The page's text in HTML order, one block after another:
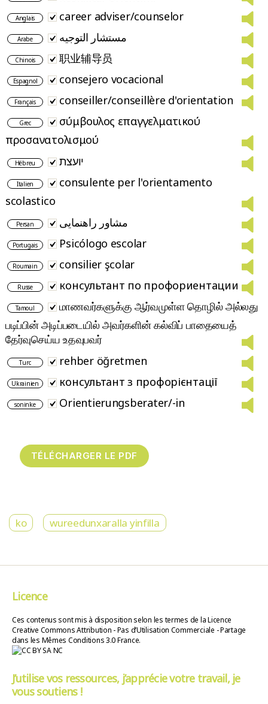
Anglais career adviser/counselor
Arabe مستشار التوجيه
Chinois 职业辅导员
Espagnol consejero vocacional
Français conseiller/conseillère d'orientation
Grec
σύμβουλος επαγγελματικού
προσανατολισμού
Hébreu יועצת
Italien
consulente per l'orientamento
scolastico
Persan مشاور راهنمایی
Portugais Psicólogo escolar
Roumain consilier şcolar
Russe консультант по профориентации
Tamoul
மாணவர்களுக்கு ஆர்வமுள்ள தொழில் அல்லது
படிப்பின் அடிப்படையில் அவர்களின் கல்விப் பாதையைத்
தேர்வுசெய்ய உதவுபவர்
Turc rehber öğretmen
Ukrainien консультант з профорієнтації
soninke Orientierungsberater/-in
ko wureedunxaralla yinfilla
Licence
Ces contenus sont mis à disposition selon les termes de la Licence
Creative Commons Attribution - Pas d’Utilisation Commerciale - Partage
dans les Mêmes Conditions 3.0 France.
J’utilise vos ressources, j’apprécie votre travail, je
vous soutiens !